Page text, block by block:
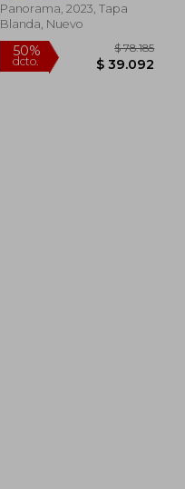
Panorama, 2023, Tapa
Blanda, Nuevo